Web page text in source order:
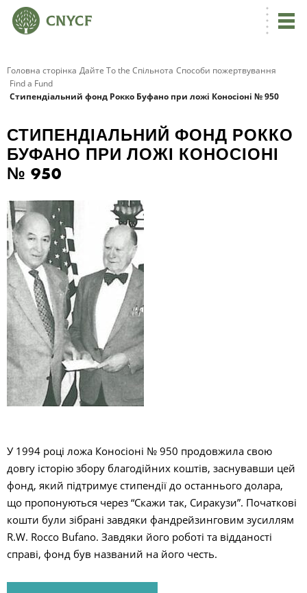
Головна сторінка Дайте To the Спільнота Способи пожертвування
Find a Fund
Стипендіальний фонд Рокко Буфано при ложі Коносіоні № 950
СТИПЕНДІАЛЬНИЙ ФОНД РОККО
БУФАНО ПРИ ЛОЖІ КОНОСІОНІ
№ 950
У 1994 році ложа Коносіоні № 950 продовжила свою
довгу історію збору благодійних коштів, заснувавши цей
фонд, який підтримує стипендії до останнього долара,
що пропонуються через “Скажи так, Сиракузи”. Початкові
кошти були зібрані завдяки фандрейзинговим зусиллям
R.W. Rocco Bufano. Завдяки його роботі та відданості
справі, фонд був названий на його честь.